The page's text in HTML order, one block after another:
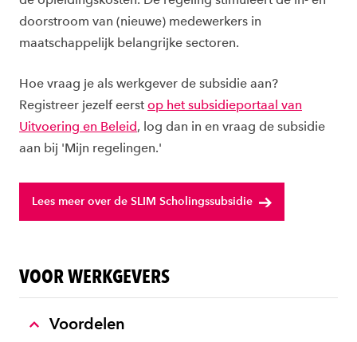
doorstroom van (nieuwe) medewerkers in
maatschappelijk belangrijke sectoren.
Hoe vraag je als werkgever de subsidie aan?
Registreer jezelf eerst op het subsidieportaal van
Uitvoering en Beleid, log dan in en vraag de subsidie
aan bij 'Mijn regelingen.'
Lees meer over de SLIM Scholingssubsidie
VOOR WERKGEVERS
Voordelen